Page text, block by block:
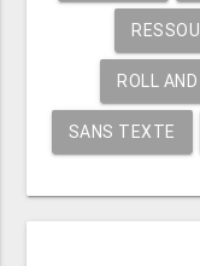
ROLL
SANS TEXTE